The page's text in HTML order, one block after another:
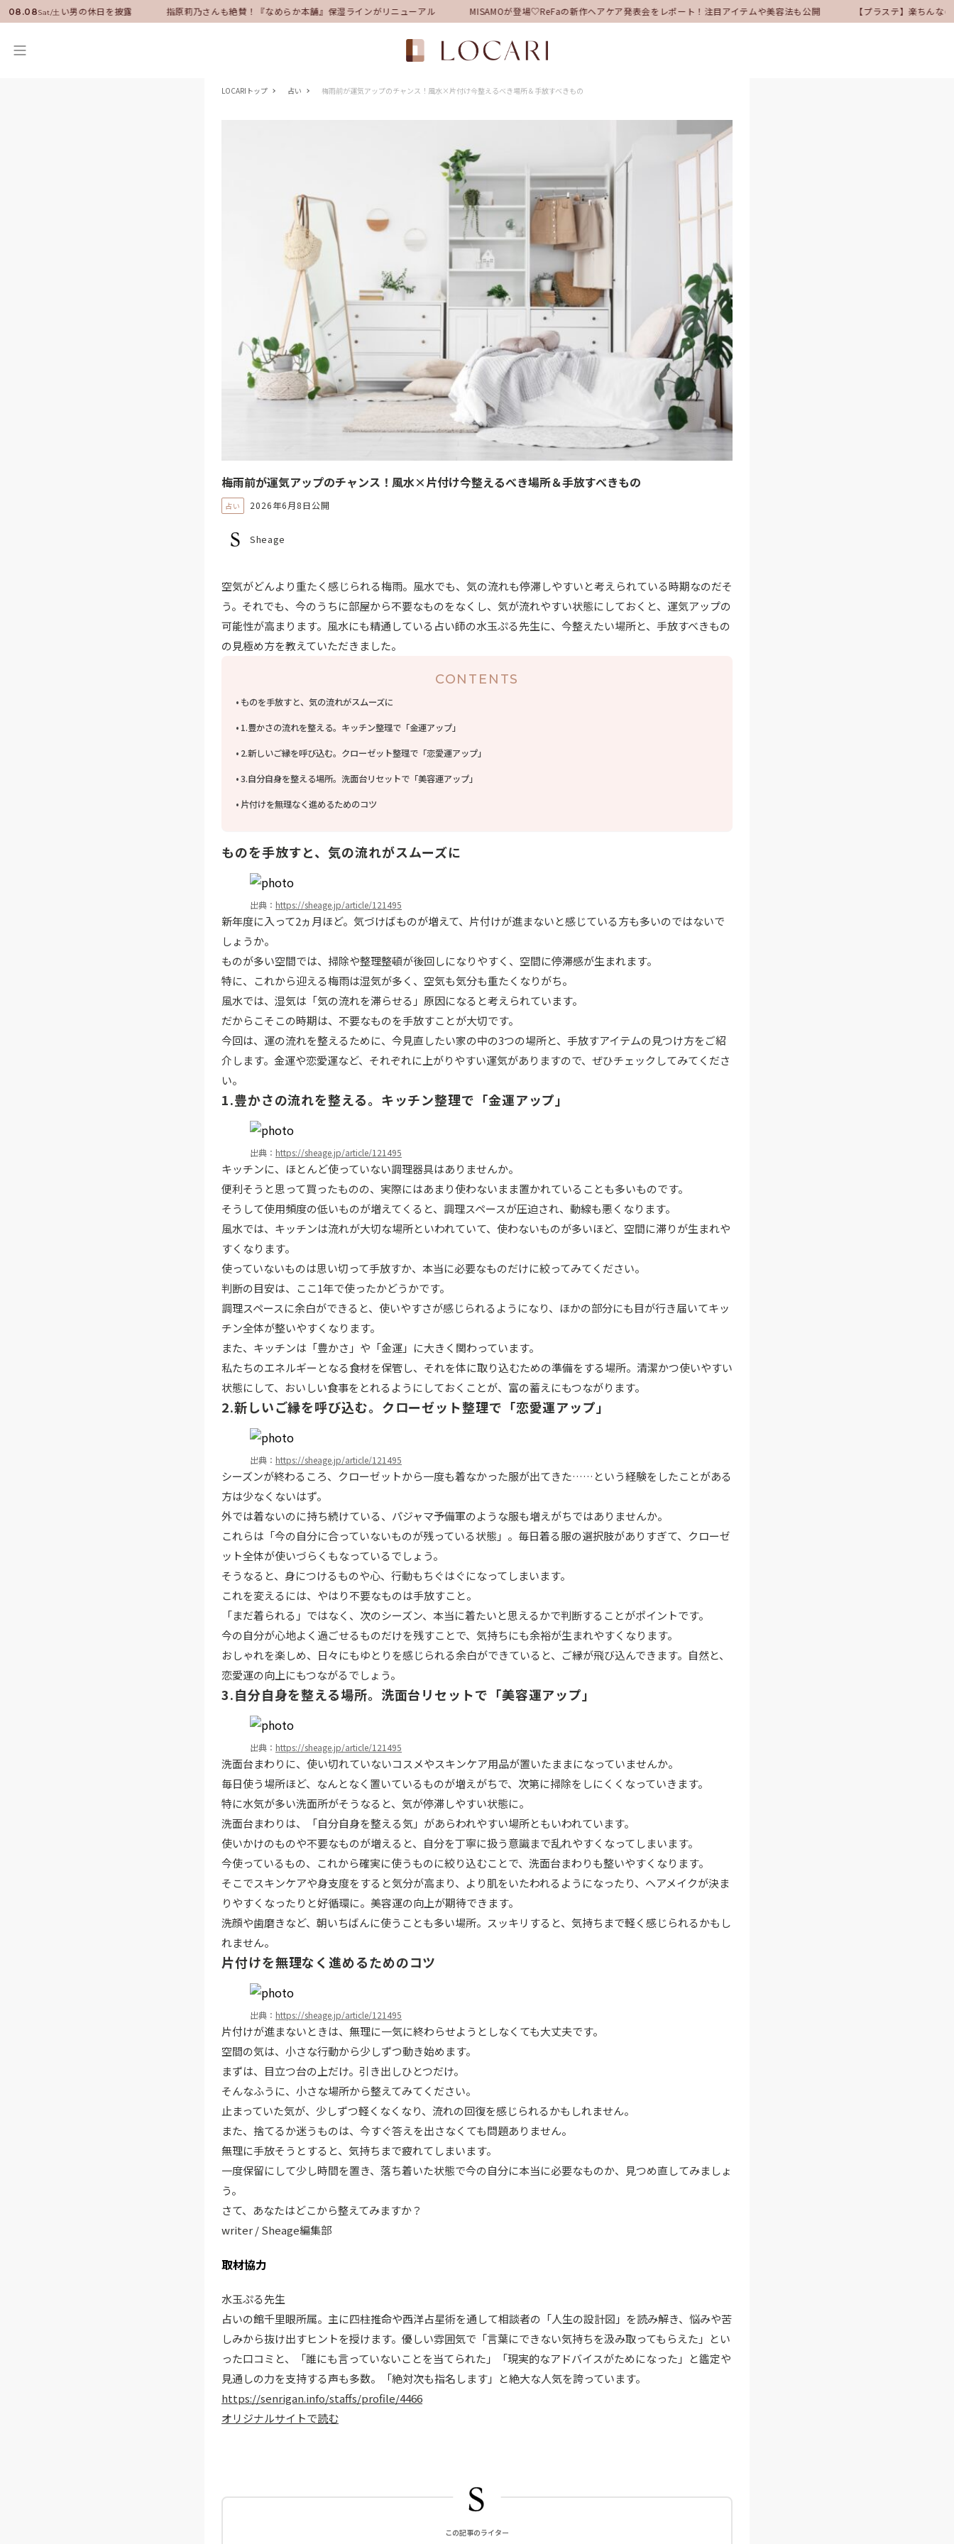
08.08Sat/土
に就任！いい男の休日を披露 指原莉乃さんも絶賛！『なめらか本舗』保湿ラインがリニューアル MISAMOが登場♡ReFaの新作ヘアケア発表会をレポート！注目アイテムや美容法も公開 【プラステ】楽ちんなの
LOCARIトップ 占い 梅雨前が運気アップのチャンス！風水×片付け今整えるべき場所＆手放すべきもの
梅雨前が運気アップのチャンス！風水×片付け今整えるべき場所＆手放すべきもの
占い 2026年6月8日公開
Sheage
空気がどんより重たく感じられる梅雨。風水でも、気の流れも停滞しやすいと考えられている時期なのだそ
う。それでも、今のうちに部屋から不要なものをなくし、気が流れやすい状態にしておくと、運気アップの
可能性が高まります。風水にも精通している占い師の水玉ぷる先生に、今整えたい場所と、手放すべきもの
の見極め方を教えていただきました。
CONTENTS
ものを手放すと、気の流れがスムーズに
1.豊かさの流れを整える。キッチン整理で「金運アップ」
2.新しいご縁を呼び込む。クローゼット整理で「恋愛運アップ」
3.自分自身を整える場所。洗面台リセットで「美容運アップ」
片付けを無理なく進めるためのコツ
ものを手放すと、気の流れがスムーズに
出典： https://sheage.jp/article/121495
新年度に入って2ヵ月ほど。気づけばものが増えて、片付けが進まないと感じている方も多いのではないで
しょうか。
ものが多い空間では、掃除や整理整頓が後回しになりやすく、空間に停滞感が生まれます。
特に、これから迎える梅雨は湿気が多く、空気も気分も重たくなりがち。
風水では、湿気は「気の流れを滞らせる」原因になると考えられています。
だからこそこの時期は、不要なものを手放すことが大切です。
今回は、運の流れを整えるために、今見直したい家の中の3つの場所と、手放すアイテムの見つけ方をご紹
介します。金運や恋愛運など、それぞれに上がりやすい運気がありますので、ぜひチェックしてみてくださ
い。
1.豊かさの流れを整える。キッチン整理で「金運アップ」
出典： https://sheage.jp/article/121495
キッチンに、ほとんど使っていない調理器具はありませんか。
便利そうと思って買ったものの、実際にはあまり使わないまま置かれていることも多いものです。
そうして使用頻度の低いものが増えてくると、調理スペースが圧迫され、動線も悪くなります。
風水では、キッチンは流れが大切な場所といわれていて、使わないものが多いほど、空間に滞りが生まれや
すくなります。
使っていないものは思い切って手放すか、本当に必要なものだけに絞ってみてください。
判断の目安は、ここ1年で使ったかどうかです。
調理スペースに余白ができると、使いやすさが感じられるようになり、ほかの部分にも目が行き届いてキッ
チン全体が整いやすくなります。
また、キッチンは「豊かさ」や「金運」に大きく関わっています。
私たちのエネルギーとなる食材を保管し、それを体に取り込むための準備をする場所。清潔かつ使いやすい
状態にして、おいしい食事をとれるようにしておくことが、富の蓄えにもつながります。
2.新しいご縁を呼び込む。クローゼット整理で「恋愛運アップ」
出典： https://sheage.jp/article/121495
シーズンが終わるころ、クローゼットから一度も着なかった服が出てきた……という経験をしたことがある
方は少なくないはず。
外では着ないのに持ち続けている、パジャマ予備軍のような服も増えがちではありませんか。
これらは「今の自分に合っていないものが残っている状態」。毎日着る服の選択肢がありすぎて、クローゼ
ット全体が使いづらくもなっているでしょう。
そうなると、身につけるものや心、行動もちぐはぐになってしまいます。
これを変えるには、やはり不要なものは手放すこと。
「まだ着られる」ではなく、次のシーズン、本当に着たいと思えるかで判断することがポイントです。
今の自分が心地よく過ごせるものだけを残すことで、気持ちにも余裕が生まれやすくなります。
おしゃれを楽しめ、日々にもゆとりを感じられる余白ができていると、ご縁が飛び込んできます。自然と、
恋愛運の向上にもつながるでしょう。
3.自分自身を整える場所。洗面台リセットで「美容運アップ」
出典： https://sheage.jp/article/121495
洗面台まわりに、使い切れていないコスメやスキンケア用品が置いたままになっていませんか。
毎日使う場所ほど、なんとなく置いているものが増えがちで、次第に掃除をしにくくなっていきます。
特に水気が多い洗面所がそうなると、気が停滞しやすい状態に。
洗面台まわりは、「自分自身を整える気」があらわれやすい場所ともいわれています。
使いかけのものや不要なものが増えると、自分を丁寧に扱う意識まで乱れやすくなってしまいます。
今使っているもの、これから確実に使うものに絞り込むことで、洗面台まわりも整いやすくなります。
そこでスキンケアや身支度をすると気分が高まり、より肌をいたわれるようになったり、ヘアメイクが決ま
りやすくなったりと好循環に。美容運の向上が期待できます。
洗顔や歯磨きなど、朝いちばんに使うことも多い場所。スッキリすると、気持ちまで軽く感じられるかもし
れません。
片付けを無理なく進めるためのコツ
出典： https://sheage.jp/article/121495
片付けが進まないときは、無理に一気に終わらせようとしなくても大丈夫です。
空間の気は、小さな行動から少しずつ動き始めます。
まずは、目立つ台の上だけ。引き出しひとつだけ。
そんなふうに、小さな場所から整えてみてください。
止まっていた気が、少しずつ軽くなくなり、流れの回復を感じられるかもしれません。
また、捨てるか迷うものは、今すぐ答えを出さなくても問題ありません。
無理に手放そうとすると、気持ちまで疲れてしまいます。
一度保留にして少し時間を置き、落ち着いた状態で今の自分に本当に必要なものか、見つめ直してみましょ
う。
さて、あなたはどこから整えてみますか？
writer / Sheage編集部
取材協力
水玉ぷる先生
占いの館千里眼所属。主に四柱推命や西洋占星術を通して相談者の「人生の設計図」を読み解き、悩みや苦
しみから抜け出すヒントを授けます。優しい雰囲気で「言葉にできない気持ちを汲み取ってもらえた」とい
った口コミと、「誰にも言っていないことを当てられた」「現実的なアドバイスがためになった」と鑑定や
見通しの力を支持する声も多数。「絶対次も指名します」と絶大な人気を誇っています。
https://senrigan.info/staffs/profile/4466
オリジナルサイトで読む
この記事のライター